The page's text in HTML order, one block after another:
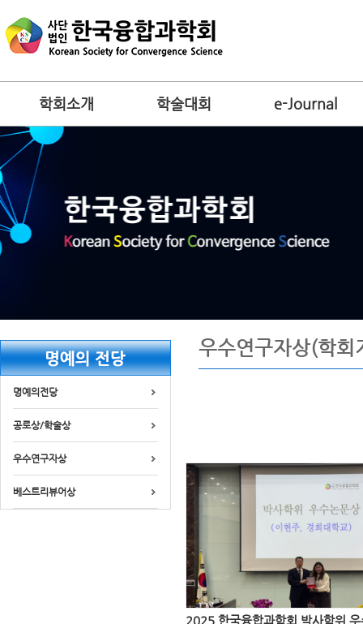
학회소개 학술대회 e-Journal
명예의전당
공로상/학술상
우수연구자상
베스트리뷰어상
우수연구자상(학